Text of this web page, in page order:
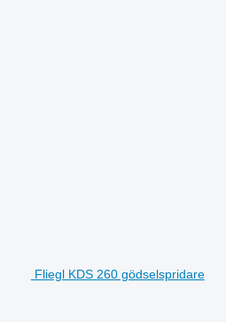
Fliegl KDS 260 gödselspridare